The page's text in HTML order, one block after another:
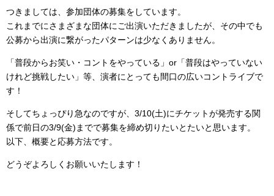
つきましては、参加団体の募集をしています。
これまでにさまざまな団体にご出演いただきましたが、その中でも
公募から出演に繋がったパターンは少なくありません。
「普段からお笑い・コントをやっている」or「普段はやっていない
けれど挑戦したい」等、演者にとっても間口の広いコントライブで
す！
そしてちょっぴり急なのですが、3/10(土)にチケットが発売する関
係で前日の3/9(金)までで募集を締め切りたいとたいと思います。
以下、概要と応募方法です。
どうぞよろしくお願いいたします！